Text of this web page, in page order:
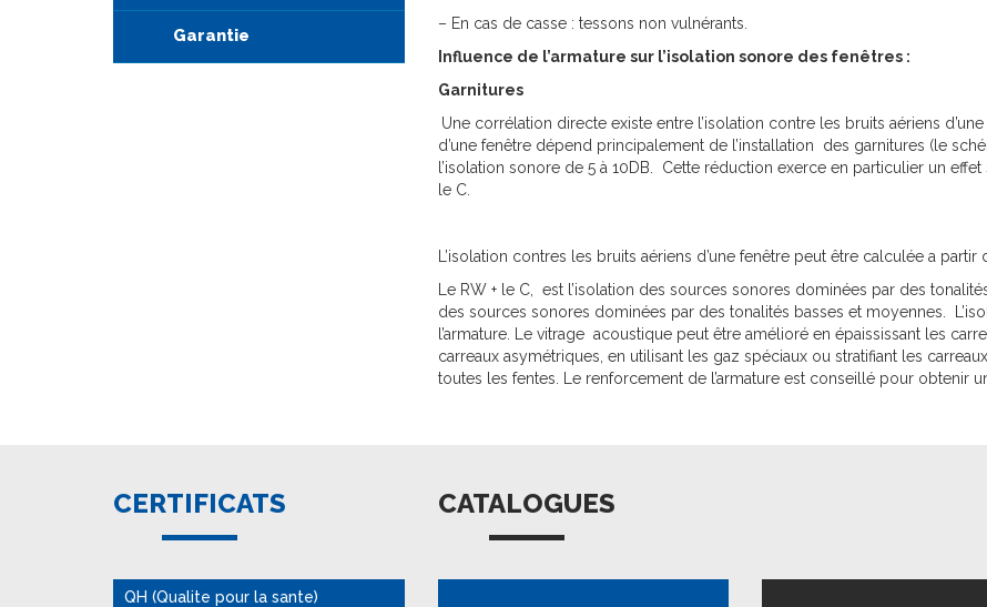
Garantie
– En cas de casse : tessons non vulnérants.
Influence de l’armature sur l’isolation sonore des fenêtres :
Garnitures
Une corrélation directe existe entre l’isolation contre les bruits aériens d’une
d’une fenêtre dépend principalement de l’installation des garnitures (le
l’isolation sonore de 5 à 10DB. Cette réduction exerce en particulier un
le C.
L’isolation contres les bruits aériens d’une fenêtre peut être calculée a partir
Le RW + le C, est l’isolation des sources sonores dominées par des
des sources sonores dominées par des tonalités basses et moyennes.
l’armature. Le vitrage acoustique peut être amélioré en épaississant les
carreaux asymétriques, en utilisant les gaz spéciaux ou stratifiant les
toutes les fentes. Le renforcement de l’armature est conseillé pour obtenir
CERTIFICATS
QH (Qualite pour la sante)
CATALOGUES